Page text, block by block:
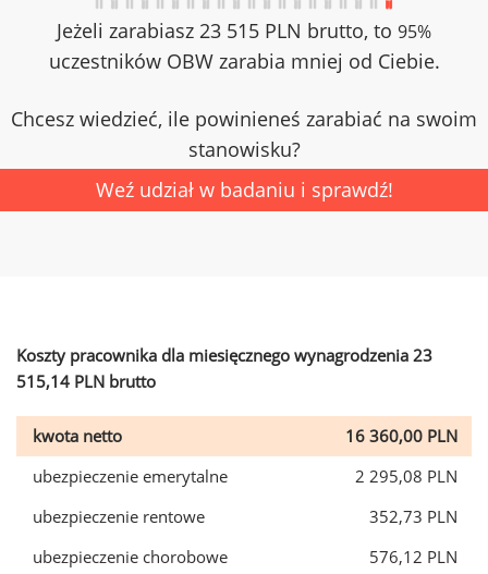
Jeżeli zarabiasz 23 515 PLN brutto, to 95%
uczestników OBW zarabia mniej od Ciebie.
Chcesz wiedzieć, ile powinieneś zarabiać na swoim
stanowisku?
Weź udział w badaniu i sprawdź!
Koszty pracownika dla miesięcznego wynagrodzenia 23
515,14 PLN brutto
kwota netto
16 360,00 PLN
ubezpieczenie emerytalne
2 295,08 PLN
ubezpieczenie rentowe
352,73 PLN
ubezpieczenie chorobowe
576,12 PLN